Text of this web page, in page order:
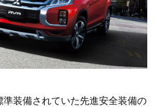
装備されていた先進安全装備の